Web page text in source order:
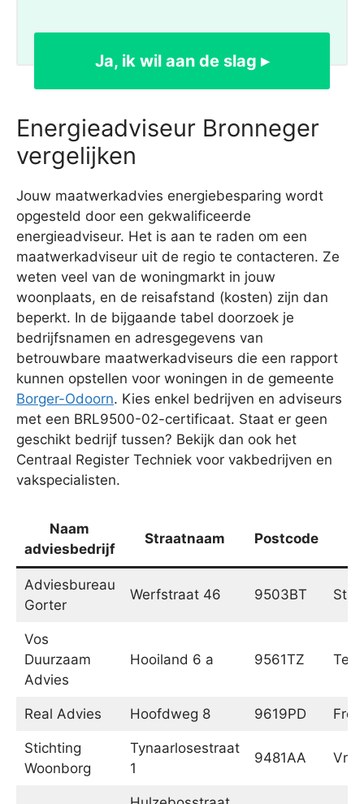
Ja, ik wil aan de slag ▸
Energieadviseur Bronneger
vergelijken
Jouw maatwerkadvies energiebesparing wordt
opgesteld door een gekwalificeerde
energieadviseur. Het is aan te raden om een
maatwerkadviseur uit de regio te contacteren. Ze
weten veel van de woningmarkt in jouw
woonplaats, en de reisafstand (kosten) zijn dan
beperkt. In de bijgaande tabel doorzoek je
bedrijfsnamen en adresgegevens van
betrouwbare maatwerkadviseurs die een rapport
kunnen opstellen voor woningen in de gemeente
Borger-Odoorn. Kies enkel bedrijven en adviseurs
met een BRL9500-02-certificaat. Staat er geen
geschikt bedrijf tussen? Bekijk dan ook het
Centraal Register Techniek voor vakbedrijven en
vakspecialisten.
Naam
adviesbedrijf
Straatnaam Postcode
Adviesbureau
Gorter
Werfstraat 46 9503BT
Vos
Duurzaam
Advies
Hooiland 6 a 9561TZ Ter
Real Advies Hoofdweg 8 9619PD
Stichting
Woonborg
Tynaarlosestraat
1
9481AA